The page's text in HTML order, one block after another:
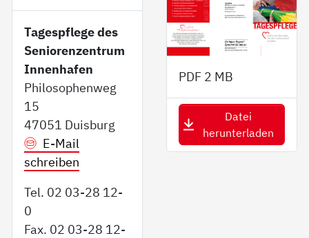
Tagespflege des
Seniorenzentrum
Innenhafen
Philosophenweg
15
47051 Duisburg
E-Mail
schreiben
Tel. 02 03-28 12-
0
Fax. 02 03-28 12-
PDF 2 MB
Datei
herunterladen